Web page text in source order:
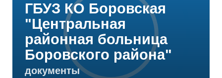
ГБУЗ КО Боровская
"Центральная
районная больница
Боровского района"
документы